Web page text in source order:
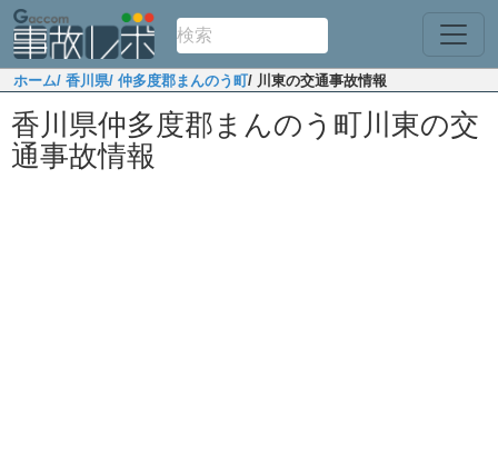
ホーム/ 香川県/ 仲多度郡まんのう町/ 川東の交通事故情報
香川県仲多度郡まんのう町川東の交
通事故情報